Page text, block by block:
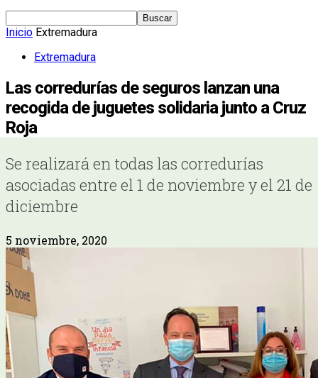
Inicio Extremadura
Extremadura
Las corredurías de seguros lanzan una
recogida de juguetes solidaria junto a Cruz
Roja
Se realizará en todas las corredurías
asociadas entre el 1 de noviembre y el 21 de
diciembre
5 noviembre, 2020